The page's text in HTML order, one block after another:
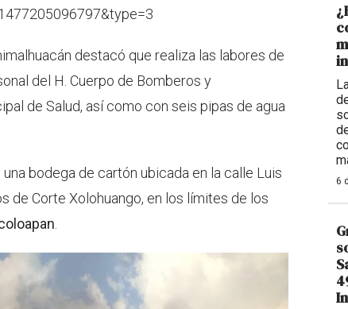
destacó que realiza las labores de
del H. Cuerpo de Bomberos y
de Salud, así como con seis pipas de agua
bodega de cartón ubicada en la calle Luis
de Corte Xolohuango, en los límites de los
6